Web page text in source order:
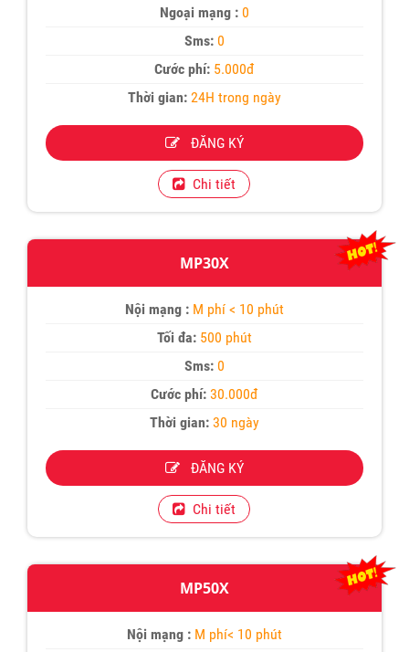
Ngoại mạng :0
Sms:0
Cước phí: 5.000đ
Thời gian:24H trong ngày
ĐĂNG KÝ
Chi tiết
MP30X
Nội mạng : M phí < 10 phút
Tối đa: 500 phút
Sms:0
Cước phí:30.000đ
Thời gian:30 ngày
ĐĂNG KÝ
Chi tiết
MP50X
Nội mạng : M phí< 10 phút